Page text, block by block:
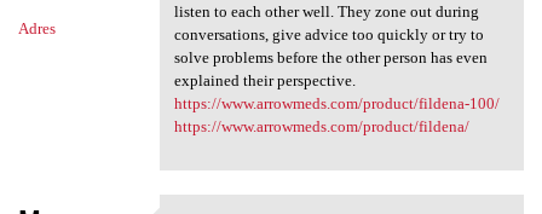
Adres
listen to each other well. They zone out during
conversations, give advice too quickly or try to
solve problems before the other person has even
explained their perspective.
https://www.arrowmeds.com/product/fildena-100/
https://www.arrowmeds.com/product/fildena/